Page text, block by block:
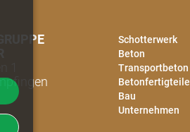
Schotterwerk
Beton
Transportbeton
Betonfertigteile
Bau
Unternehmen